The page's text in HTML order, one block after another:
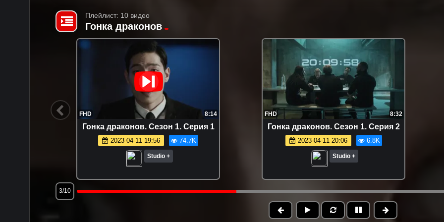
Плейлист: 10 видео
Гонка драконов
FHD 8:14
Гонка драконов. Сезон 1. Серия 1
2023-04-11 19:56 74.7K
Studio +
FHD 8:32
Гонка драконов. Сезон 1. Серия 2
2023-04-11 20:06 6.8K
Studio +
3/10